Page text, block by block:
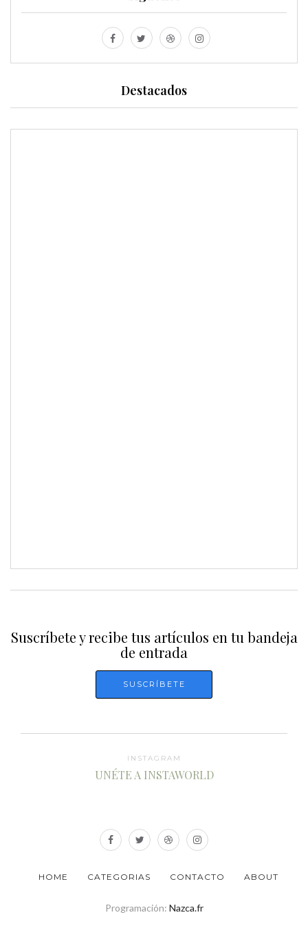
Destacados
Suscríbete y recibe tus artículos en tu bandeja
de entrada
INSTAGRAM
UNÉTE A INSTAWORLD
HOME CATEGORIAS CONTACTO ABOUT
Programación: Nazca.fr